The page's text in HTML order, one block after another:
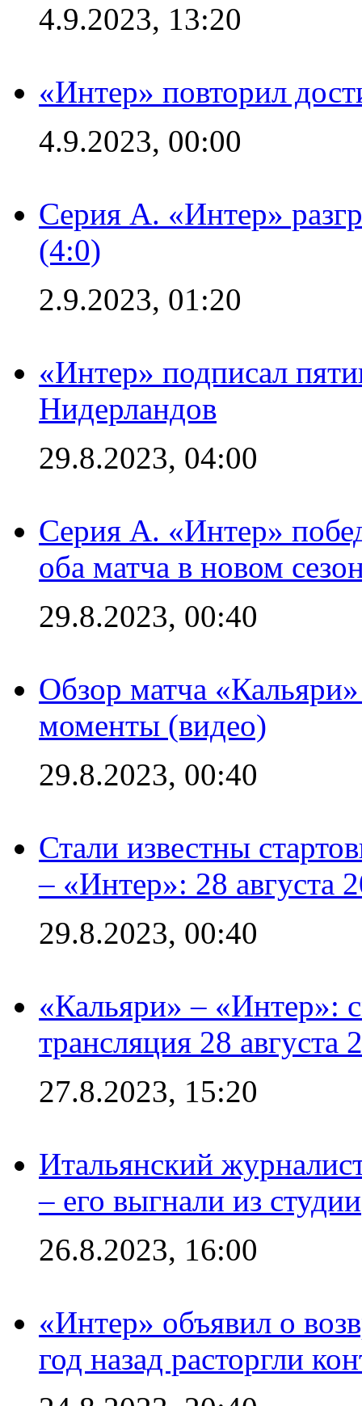
4.9.2023, 13:20
«Интер» повторил
4.9.2023, 00:00
Серия А. «Интер»
(4:0)
2.9.2023, 01:20
«Интер» подписал
Нидерландов
29.8.2023, 04:00
Серия А. «Интер»
оба матча в новом
29.8.2023, 00:40
Обзор матча
моменты (видео)
29.8.2023, 00:40
Стали известны
– «Интер»: 28 августа
29.8.2023, 00:40
«Кальяри» – «Интер»:
трансляция 28 августа
27.8.2023, 15:20
Итальянский
– его выгнали из студии
26.8.2023, 16:00
«Интер» объявил о
год назад расторгли